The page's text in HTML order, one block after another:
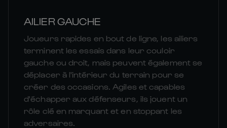
AILIER GAUCHE
Joueurs rapides en bout de ligne, les ailiers
terminent les essais dans leur couloir
gauche ou droit, mais peuvent également se
déplacer à l'intérieur du terrain pour se
créer des occasions. Agiles et capables
d'échapper aux défenseurs, ils jouent un
rôle clé en marquant et en stoppant les
adversaires.